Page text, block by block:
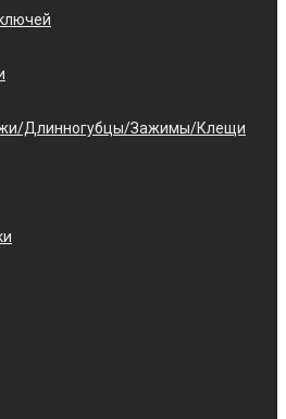
Длинногубцы/Зажимы/Клещи